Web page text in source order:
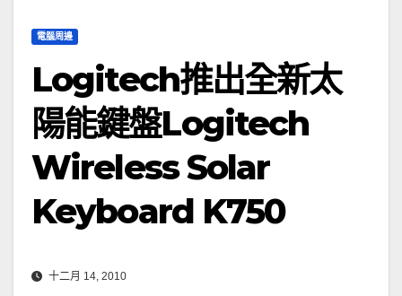
電腦周邊
Logitech推出全新太
陽能鍵盤Logitech
Wireless Solar
Keyboard K750
十二月 14, 2010